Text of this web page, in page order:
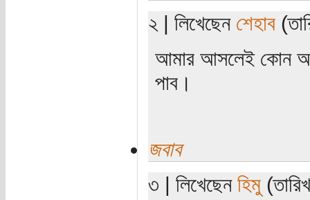
২ | লিখেছেন শেহাব
আমার আসলেই কোন
পাব।
জবাব
৩ | লিখেছেন হিমু